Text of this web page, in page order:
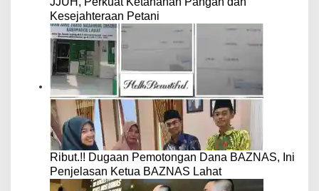
Kesejahteraan Petani
Ribut.!! Dugaan Pemotongan Dana BAZNAS, Ini
Penjelasan Ketua BAZNAS Lahat